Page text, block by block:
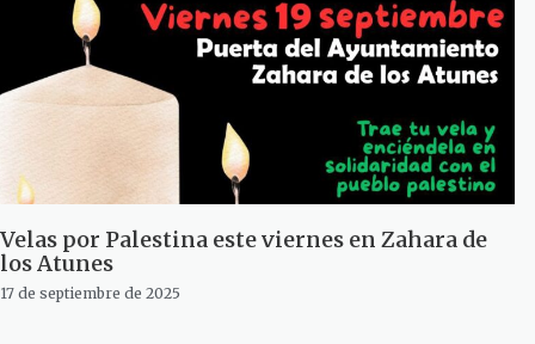
Velas por Palestina este viernes en Zahara de
los Atunes
17 de septiembre de 2025